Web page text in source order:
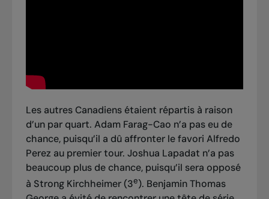
Les autres Canadiens étaient répartis à raison
d’un par quart. Adam Farag-Cao n’a pas eu de
chance, puisqu’il a dû affronter le favori Alfredo
Perez au premier tour. Joshua Lapadat n’a pas
beaucoup plus de chance, puisqu’il sera opposé
à Strong Kirchheimer (3e). Benjamin Thomas